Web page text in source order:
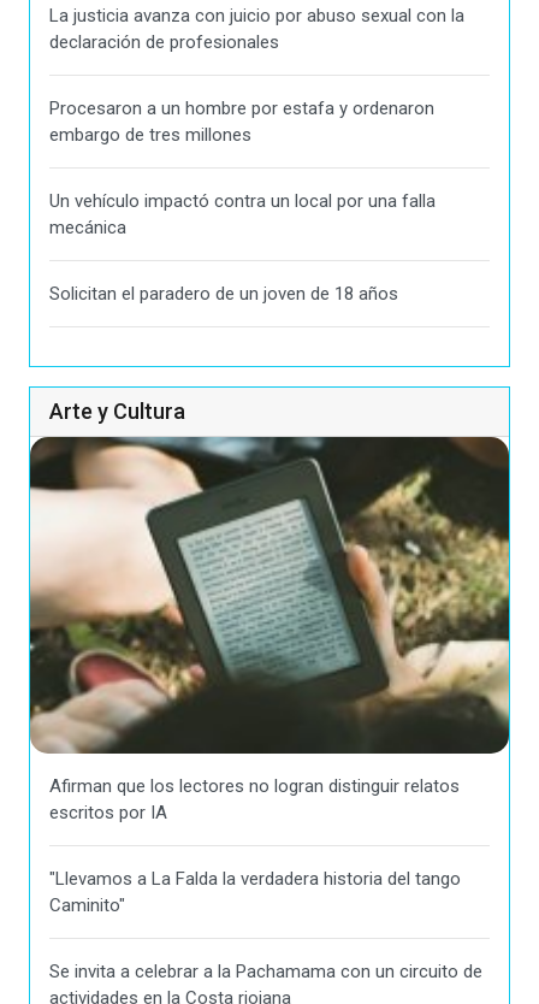
La justicia avanza con juicio por abuso sexual con la
declaración de profesionales
Procesaron a un hombre por estafa y ordenaron
embargo de tres millones
Un vehículo impactó contra un local por una falla
mecánica
Solicitan el paradero de un joven de 18 años
Arte y Cultura
Afirman que los lectores no logran distinguir relatos
escritos por IA
"Llevamos a La Falda la verdadera historia del tango
Caminito"
Se invita a celebrar a la Pachamama con un circuito de
actividades en la Costa riojana